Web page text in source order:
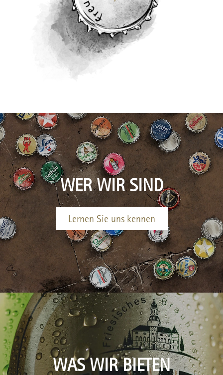
WER WIR SIND
Lernen Sie uns kennen
WAS WIR BIETEN